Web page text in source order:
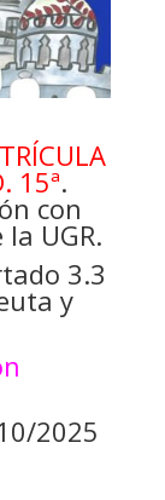
15ª.
con
UGR.
3.3
y
2025